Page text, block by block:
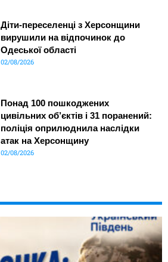
Діти-переселенці з Херсонщини
вирушили на відпочинок до
Одеської області
02/08/2026
Понад 100 пошкоджених
цивільних об’єктів і 31 поранений:
поліція оприлюднила наслідки
атак на Херсонщину
02/08/2026